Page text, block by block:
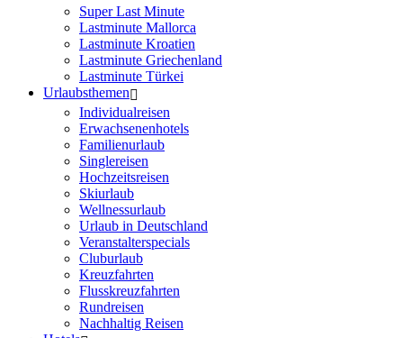
Super Last Minute
Lastminute Mallorca
Lastminute Kroatien
Lastminute Griechenland
Lastminute Türkei
Urlaubsthemen
Individualreisen
Erwachsenenhotels
Familienurlaub
Singlereisen
Hochzeitsreisen
Skiurlaub
Wellnessurlaub
Urlaub in Deutschland
Veranstalterspecials
Cluburlaub
Kreuzfahrten
Flusskreuzfahrten
Rundreisen
Nachhaltig Reisen